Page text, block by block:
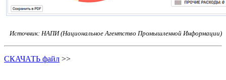
Источник: НАПИ (Национальное Агентство Промышленной Информации)
СКАЧАТЬ файл >>